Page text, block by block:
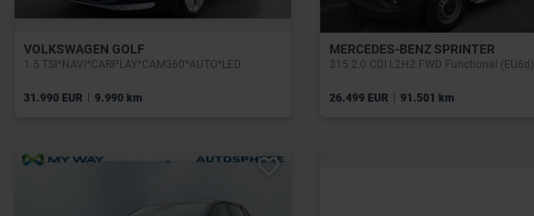
VOLKSWAGEN GOLF
1.5 TSI*NAVI*CARPLAY*CAM360*AUTO*LED
31.990 EUR | 9.990 km
MERCEDES-BENZ SPRINTER
315 2.0 CDI L2H2 FWD Functional (EU6d)
26.499 EUR | 91.501 km